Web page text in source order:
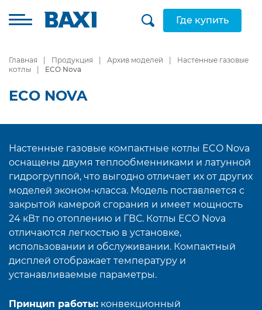
Где купить
Главная Продукция Архив моделей
Настенные газовые
котлы
ECO Nova
ECO NOVA
Настенные газовые компактные котлы ECO Nova
оснащены двумя теплообменниками и латунной
гидрогруппой, что выгодно отличает их от других
моделей эконом-класса. Модель поставляется с
закрытой камерой сгорания и имеет мощность
24 кВт по отоплению и ГВС. Котлы ECO Nova
отличаются легкостью в установке,
использовании и обслуживании. Компактный
дисплей отображает температуру и
устанавливаемые параметры.
Принцип работы: конвекционный